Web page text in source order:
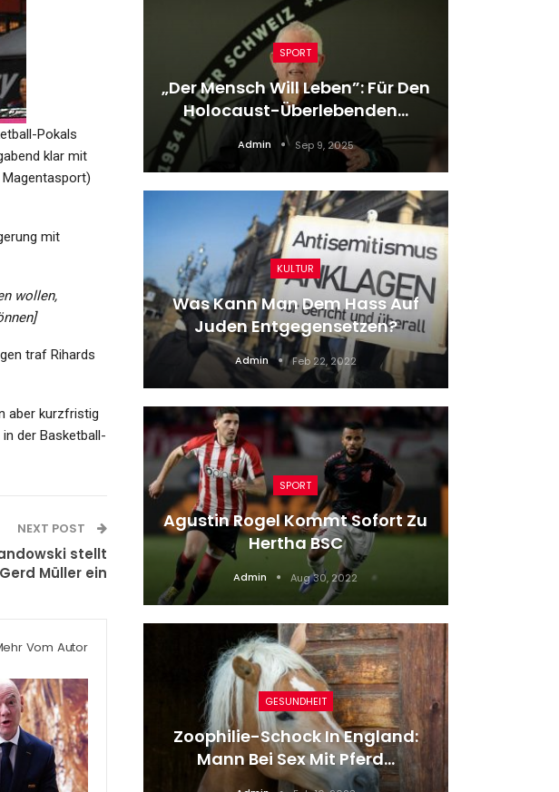
Pokals
klar mit
Magentasport)
mit
wollen,
traf Rihards
aber kurzfristig
der Basketball-
NEXT POST
stellt
Müller ein
Vom Autor
Ist Gut
…
Die…
Husten,
Die…
2023
: Im
SPORT
„Der Mensch Will Leben”: Für Den
Holocaust-Überlebenden…
Admin Sep 9, 2025
KULTUR
Was Kann Man Dem Hass Auf
Juden Entgegensetzen?
Admin Feb 22, 2022
SPORT
Agustin Rogel Kommt Sofort Zu
Hertha BSC
Admin Aug 30, 2022
GESUNDHEIT
Zoophilie-Schock In England:
Mann Bei Sex Mit Pferd…